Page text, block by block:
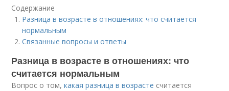
Содержание
Разница в возрасте в отношениях: что считается
нормальным
Связанные вопросы и ответы
Разница в возрасте в отношениях: что
считается нормальным
Вопрос о том,какая разница в возрасте считается